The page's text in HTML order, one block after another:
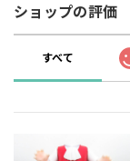
ショップの評価
すべて